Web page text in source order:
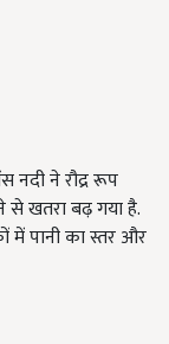
नदी ने रौद्र रूप
से खतरा बढ़ गया है.
पानी का स्तर और